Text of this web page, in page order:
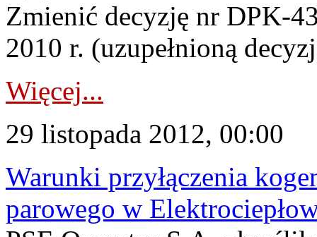
Zmienić decyzję nr DPK-
2010 r. (uzupełnioną
Więcej...
29 listopada 2012, 00:00
Warunki przyłączenia
parowego w